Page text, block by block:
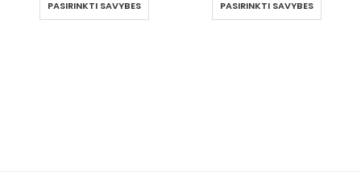
PASIRINKTI SAVYBES PASIRINKTI SAVYBES